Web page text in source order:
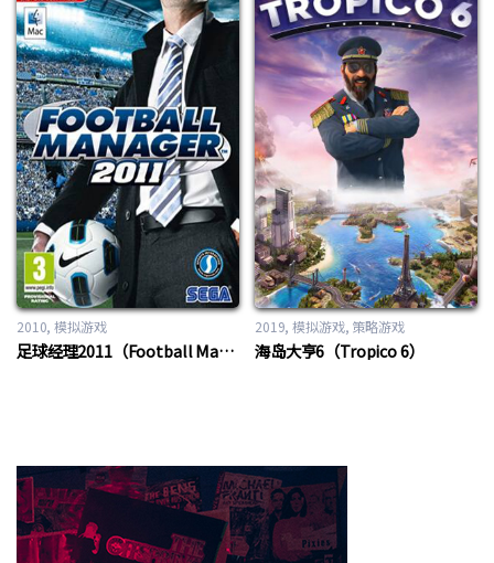
2010 模拟游戏
足球经理2011（Football Manager 2011）
2019 模拟游戏, 策略游戏
海岛大亨6（Tropico 6）